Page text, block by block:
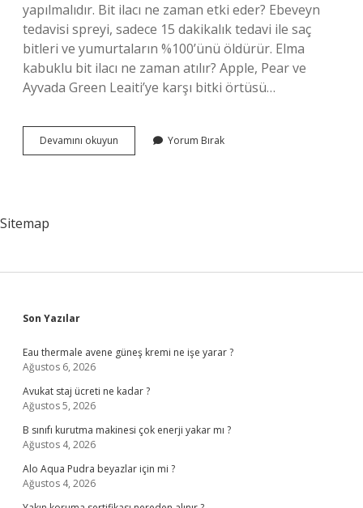
yapılmalıdır. Bit ilacı ne zaman etki eder? Ebeveyn
tedavisi spreyi, sadece 15 dakikalık tedavi ile saç
bitleri ve yumurtaların %100’ünü öldürür. Elma
kabuklu bit ilacı ne zaman atılır? Apple, Pear ve
Ayvada Green Leaiti’ye karşı bitki örtüsü…
Devamını okuyun Kabuklu
Bit
Yorum Bırak
Sitemap
Sidebar
Son Yazılar
Eau thermale avene güneş kremi ne işe yarar ?
Ağustos 6, 2026
Avukat staj ücreti ne kadar ?
Ağustos 5, 2026
B sınıfı kurutma makinesi çok enerji yakar mı ?
Ağustos 4, 2026
Alo Aqua Pudra beyazlar için mi ?
Ağustos 4, 2026